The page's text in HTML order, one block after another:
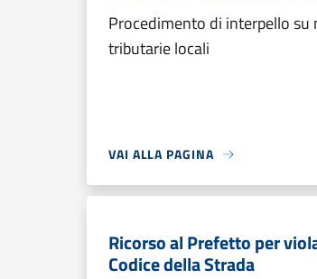
Procedimento di interpello su
tributarie locali
VAI ALLA PAGINA
Ricorso al Prefetto per
Codice della Strada